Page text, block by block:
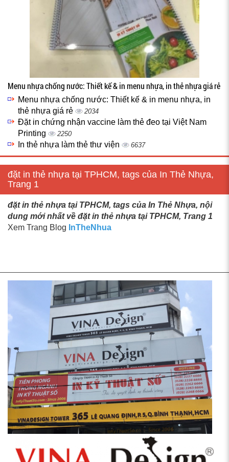
Menu nhựa chống nước: Thiết kế & in menu nhựa, in thẻ nhựa giá rẻ
Menu nhựa chống nước: Thiết kế & in menu nhựa, in
thẻ nhựa giá rẻ
2034
Đặt in chứng nhận vaccine làm thẻ đeo tại Việt Nam
Printing
2250
In thẻ nhựa làm thẻ thư viện 6637
đặt in thẻ nhựa tại TPHCM, tags của In Thẻ Nhựa,
Trang 1
đặt in thẻ nhựa tại TPHCM, tags của In Thẻ Nhựa, nội
dung mới nhất về đặt in thẻ nhựa tại TPHCM, Trang 1
Xem Trang Blog InTheNhua